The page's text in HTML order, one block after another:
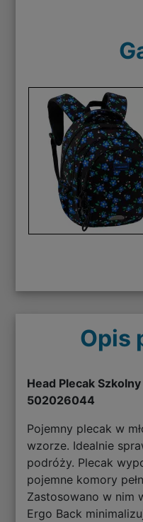
Opis
Head Plecak
502026044
Pojemny plecak w
wzorze. Idealnie
podróży. Plecak
pojemne komory
Zastosowano w nim
Ergo Back